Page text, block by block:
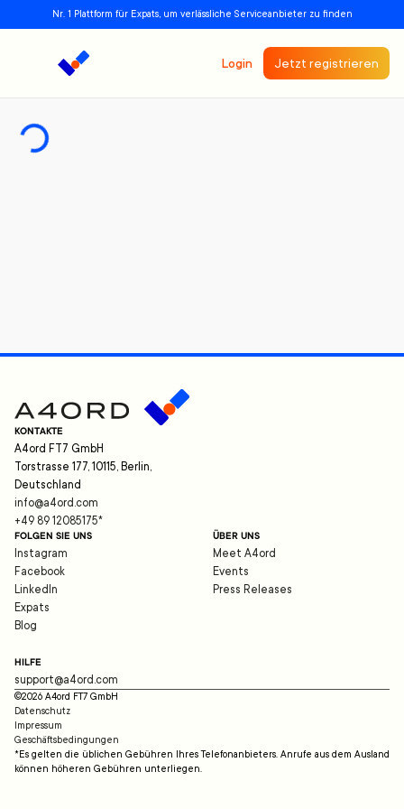
Nr. 1 Plattform für Expats, um verlässliche Serviceanbieter zu finden
Login Jetzt registrieren
KONTAKTE
A4ord FT7 GmbH
Torstrasse 177, 10115, Berlin,
Deutschland
info@a4ord.com
+49 89 12085175*
FOLGEN SIE UNS
Instagram
Facebook
LinkedIn
Expats
Blog
ÜBER UNS
Meet A4ord
Events
Press Releases
HILFE
support@a4ord.com
©2026 A4ord FT7 GmbH
Datenschutz
Impressum
Geschäftsbedingungen
*Es gelten die üblichen Gebühren Ihres Telefonanbieters. Anrufe aus dem Ausland
können höheren Gebühren unterliegen.